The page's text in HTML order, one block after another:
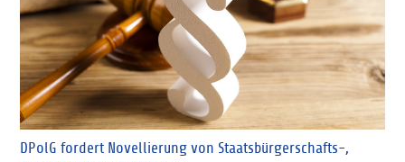
DPolG fordert Novellierung von Staatsbürgerschafts-,